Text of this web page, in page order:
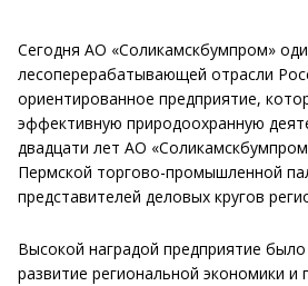
Сегодня АО «Соликамскбумпром»
лесоперерабатывающей отрасли
ориентированное предприятие,
эффективную природоохранную
двадцати лет АО
Пермской торгово-промышленной
представителей деловых кругов
Высокой наградой предприятие
развитие региональной экономики и